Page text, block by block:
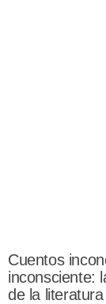
Cuentos
inconsciente:
de la